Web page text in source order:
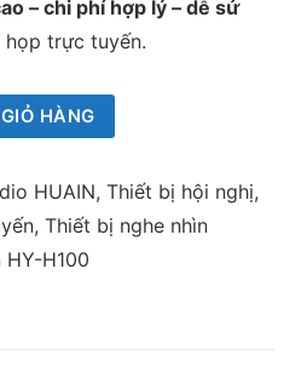
– chi phí hợp lý – dễ sử
họp trực tuyến.
HÀNG
HUAIN,Thiết bị hội nghị,
,Thiết bị nghe nhìn
H100